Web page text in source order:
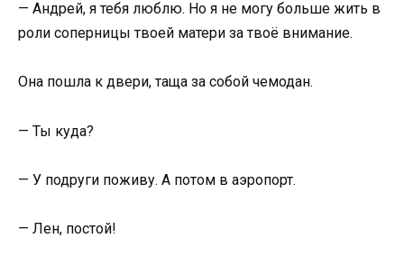
— Андрей, я тебя люблю. Но я не могу больше жить в
роли соперницы твоей матери за твоё внимание.
Она пошла к двери, таща за собой чемодан.
— Ты куда?
— У подруги поживу. А потом в аэропорт.
— Лен, постой!